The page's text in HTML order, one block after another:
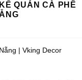
QUÁN CÀ PHÊ
| Vking Decor